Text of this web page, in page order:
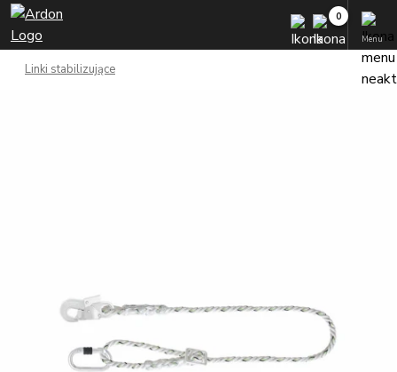
Menu
Linki stabilizujące